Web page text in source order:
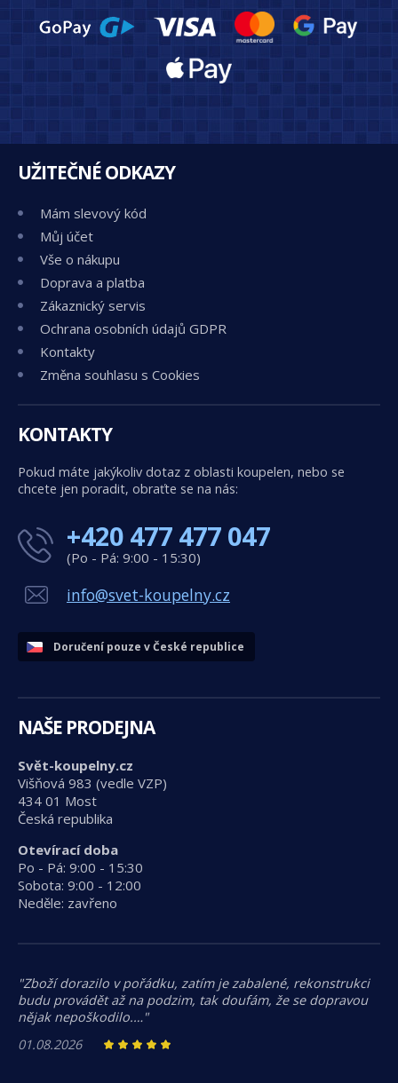
UŽITEČNÉ ODKAZY
Mám slevový kód
Můj účet
Vše o nákupu
Doprava a platba
Zákaznický servis
Ochrana osobních údajů GDPR
Kontakty
Změna souhlasu s Cookies
KONTAKTY
Pokud máte jakýkoliv dotaz z oblasti koupelen, nebo se
chcete jen poradit, obraťte se na nás:
+420 477 477 047
(Po - Pá: 9:00 - 15:30)
info@svet-koupelny.cz
Doručení pouze v České republice
NAŠE PRODEJNA
Svět-koupelny.cz
Višňová 983 (vedle VZP)
434 01 Most
Česká republika
Otevírací doba
Po - Pá: 9:00 - 15:30
Sobota: 9:00 - 12:00
Neděle: zavřeno
"Zboží dorazilo v pořádku, zatím je zabalené, rekonstrukci
budu provádět až na podzim, tak doufám, že se dopravou
nějak nepoškodilo.…"
01.08.2026